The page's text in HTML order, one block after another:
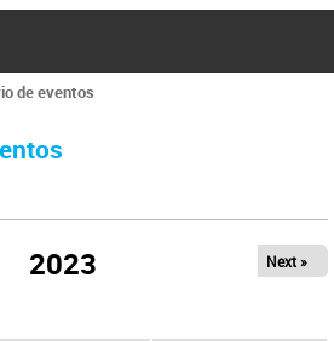
de eventos
2023 Next »